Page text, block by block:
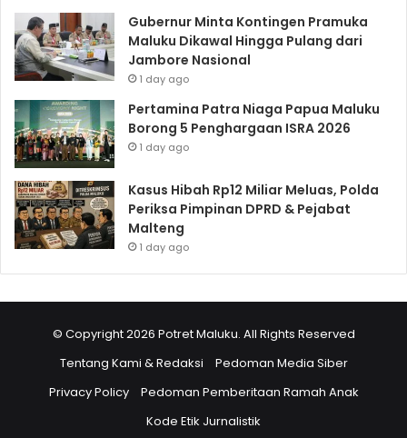
Gubernur Minta Kontingen Pramuka
Maluku Dikawal Hingga Pulang dari
Jambore Nasional
1 day ago
Pertamina Patra Niaga Papua Maluku
Borong 5 Penghargaan ISRA 2026
1 day ago
Kasus Hibah Rp12 Miliar Meluas, Polda
Periksa Pimpinan DPRD & Pejabat
Malteng
1 day ago
© Copyright 2026 Potret Maluku. All Rights Reserved
Tentang Kami & Redaksi
Pedoman Media Siber
Privacy Policy
Pedoman Pemberitaan Ramah Anak
Kode Etik Jurnalistik